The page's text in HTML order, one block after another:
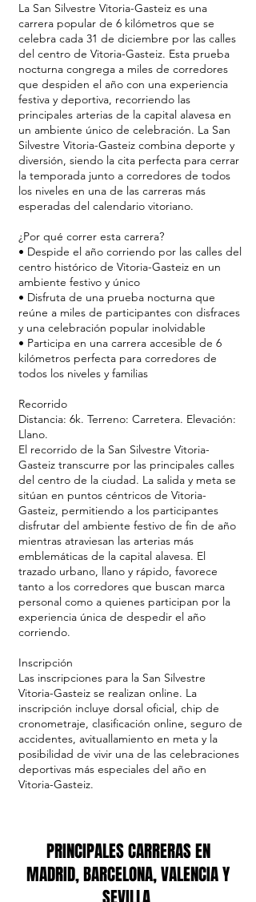
La San Silvestre Vitoria-Gasteiz es una
carrera popular de 6 kilómetros que se
celebra cada 31 de diciembre por las calles
del centro de Vitoria-Gasteiz. Esta prueba
nocturna congrega a miles de corredores
que despiden el año con una experiencia
festiva y deportiva, recorriendo las
principales arterias de la capital alavesa en
un ambiente único de celebración. La San
Silvestre Vitoria-Gasteiz combina deporte y
diversión, siendo la cita perfecta para cerrar
la temporada junto a corredores de todos
los niveles en una de las carreras más
esperadas del calendario vitoriano.
¿Por qué correr esta carrera?
• Despide el año corriendo por las calles del
centro histórico de Vitoria-Gasteiz en un
ambiente festivo y único
• Disfruta de una prueba nocturna que
reúne a miles de participantes con disfraces
y una celebración popular inolvidable
• Participa en una carrera accesible de 6
kilómetros perfecta para corredores de
todos los niveles y familias
Recorrido
Distancia: 6k. Terreno: Carretera. Elevación:
Llano.
El recorrido de la San Silvestre Vitoria-
Gasteiz transcurre por las principales calles
del centro de la ciudad. La salida y meta se
sitúan en puntos céntricos de Vitoria-
Gasteiz, permitiendo a los participantes
disfrutar del ambiente festivo de fin de año
mientras atraviesan las arterias más
emblemáticas de la capital alavesa. El
trazado urbano, llano y rápido, favorece
tanto a los corredores que buscan marca
personal como a quienes participan por la
experiencia única de despedir el año
corriendo.
Inscripción
Las inscripciones para la San Silvestre
Vitoria-Gasteiz se realizan online. La
inscripción incluye dorsal oficial, chip de
cronometraje, clasificación online, seguro de
accidentes, avituallamiento en meta y la
posibilidad de vivir una de las celebraciones
deportivas más especiales del año en
Vitoria-Gasteiz.
PRINCIPALES CARRERAS EN
MADRID, BARCELONA, VALENCIA Y